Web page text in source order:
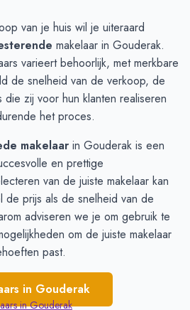
€ 4.827
€ 4.716
€ 4.716
€ 4.522
€ 4.469
€ 3.809
van je huis wil je uiteraard
makelaar in Gouderak.
varieert behoorlijk, met merkbare
de snelheid van de verkoop, de
zij voor hun klanten realiseren
het proces.
makelaar in Gouderak is een
en prettige
van de juiste makelaar kan
prijs als de snelheid van de
adviseren we je om gebruik te
om de juiste makelaar
past.
in Gouderak
inGouderak